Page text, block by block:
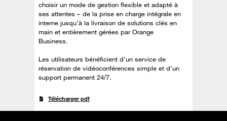
choisir un mode de gestion flexible et adapté à
ses attentes – de la prise en charge intégrale en
interne jusqu’à la livraison de solutions clés en
main et entièrement gérées par Orange
Business.
Les utilisateurs bénéficient d’un service de
réservation de vidéoconférences simple et d’un
support permanent 24/7.
Télécharger pdf